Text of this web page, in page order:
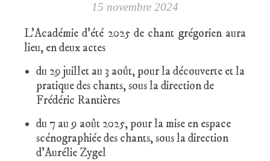
15 novembre 2024
L’Académie d’été 2025 de chant grégorien aura
lieu, en deux actes
du 29 juillet au 3 août, pour la découverte et la
pratique des chants, sous la direction de
Frédéric Rantières
du 7 au 9 août 2025, pour la mise en espace
scénographiée des chants, sous la direction
d’Aurélie Zygel